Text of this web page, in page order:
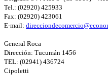
Tel.: (02920) 425933
Fax: (02920) 423061
E-mail:
General Roca
Dirección: Tucumán 1456
TEL: (02941) 436724
Cipoletti